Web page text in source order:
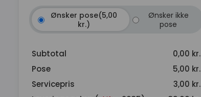
Ønsker pose(5,00
kr.)
Ønsker ikke
pose
Subtotal
0,00 kr.
Pose
5,00 kr.
Servicepris
3,00 kr.